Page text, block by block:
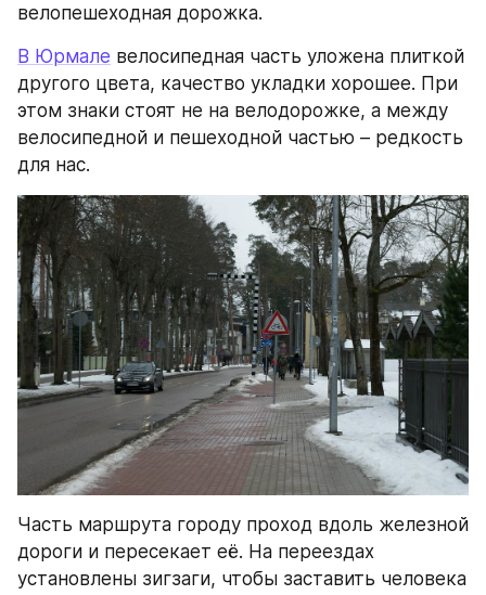
велопешеходная дорожка.
В Юрмале велосипедная часть уложена плиткой
другого цвета, качество укладки хорошее. При
этом знаки стоят не на велодорожке, а между
велосипедной и пешеходной частью – редкость
для нас.
Часть маршрута городу проход вдоль железной
дороги и пересекает её. На переездах
установлены зигзаги, чтобы заставить человека